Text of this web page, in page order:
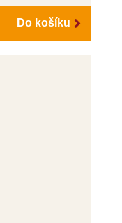
Do košíku